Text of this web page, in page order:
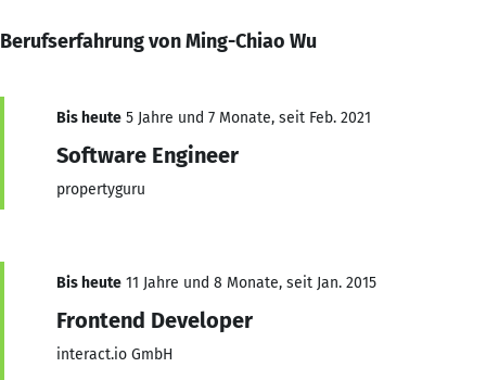
Berufserfahrung von Ming-Chiao Wu
Bis heute 5 Jahre und 7 Monate, seit Feb. 2021
Software Engineer
propertyguru
Bis heute 11 Jahre und 8 Monate, seit Jan. 2015
Frontend Developer
interact.io GmbH